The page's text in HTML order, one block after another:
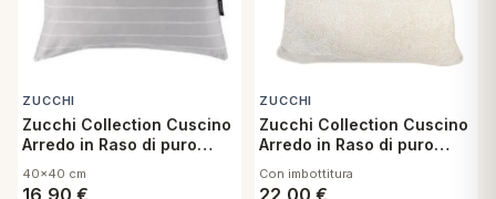
ZUCCHI
Zucchi Collection Cuscino
Arredo in Raso di puro
Imbottitura 40x40 cm
40x40 cm
16,90 €
ZUCCHI
Zucchi Collection Cuscino
Arredo in Raso di puro
Imbottitura 60x60 cm
Con imbottitura
22,00 €